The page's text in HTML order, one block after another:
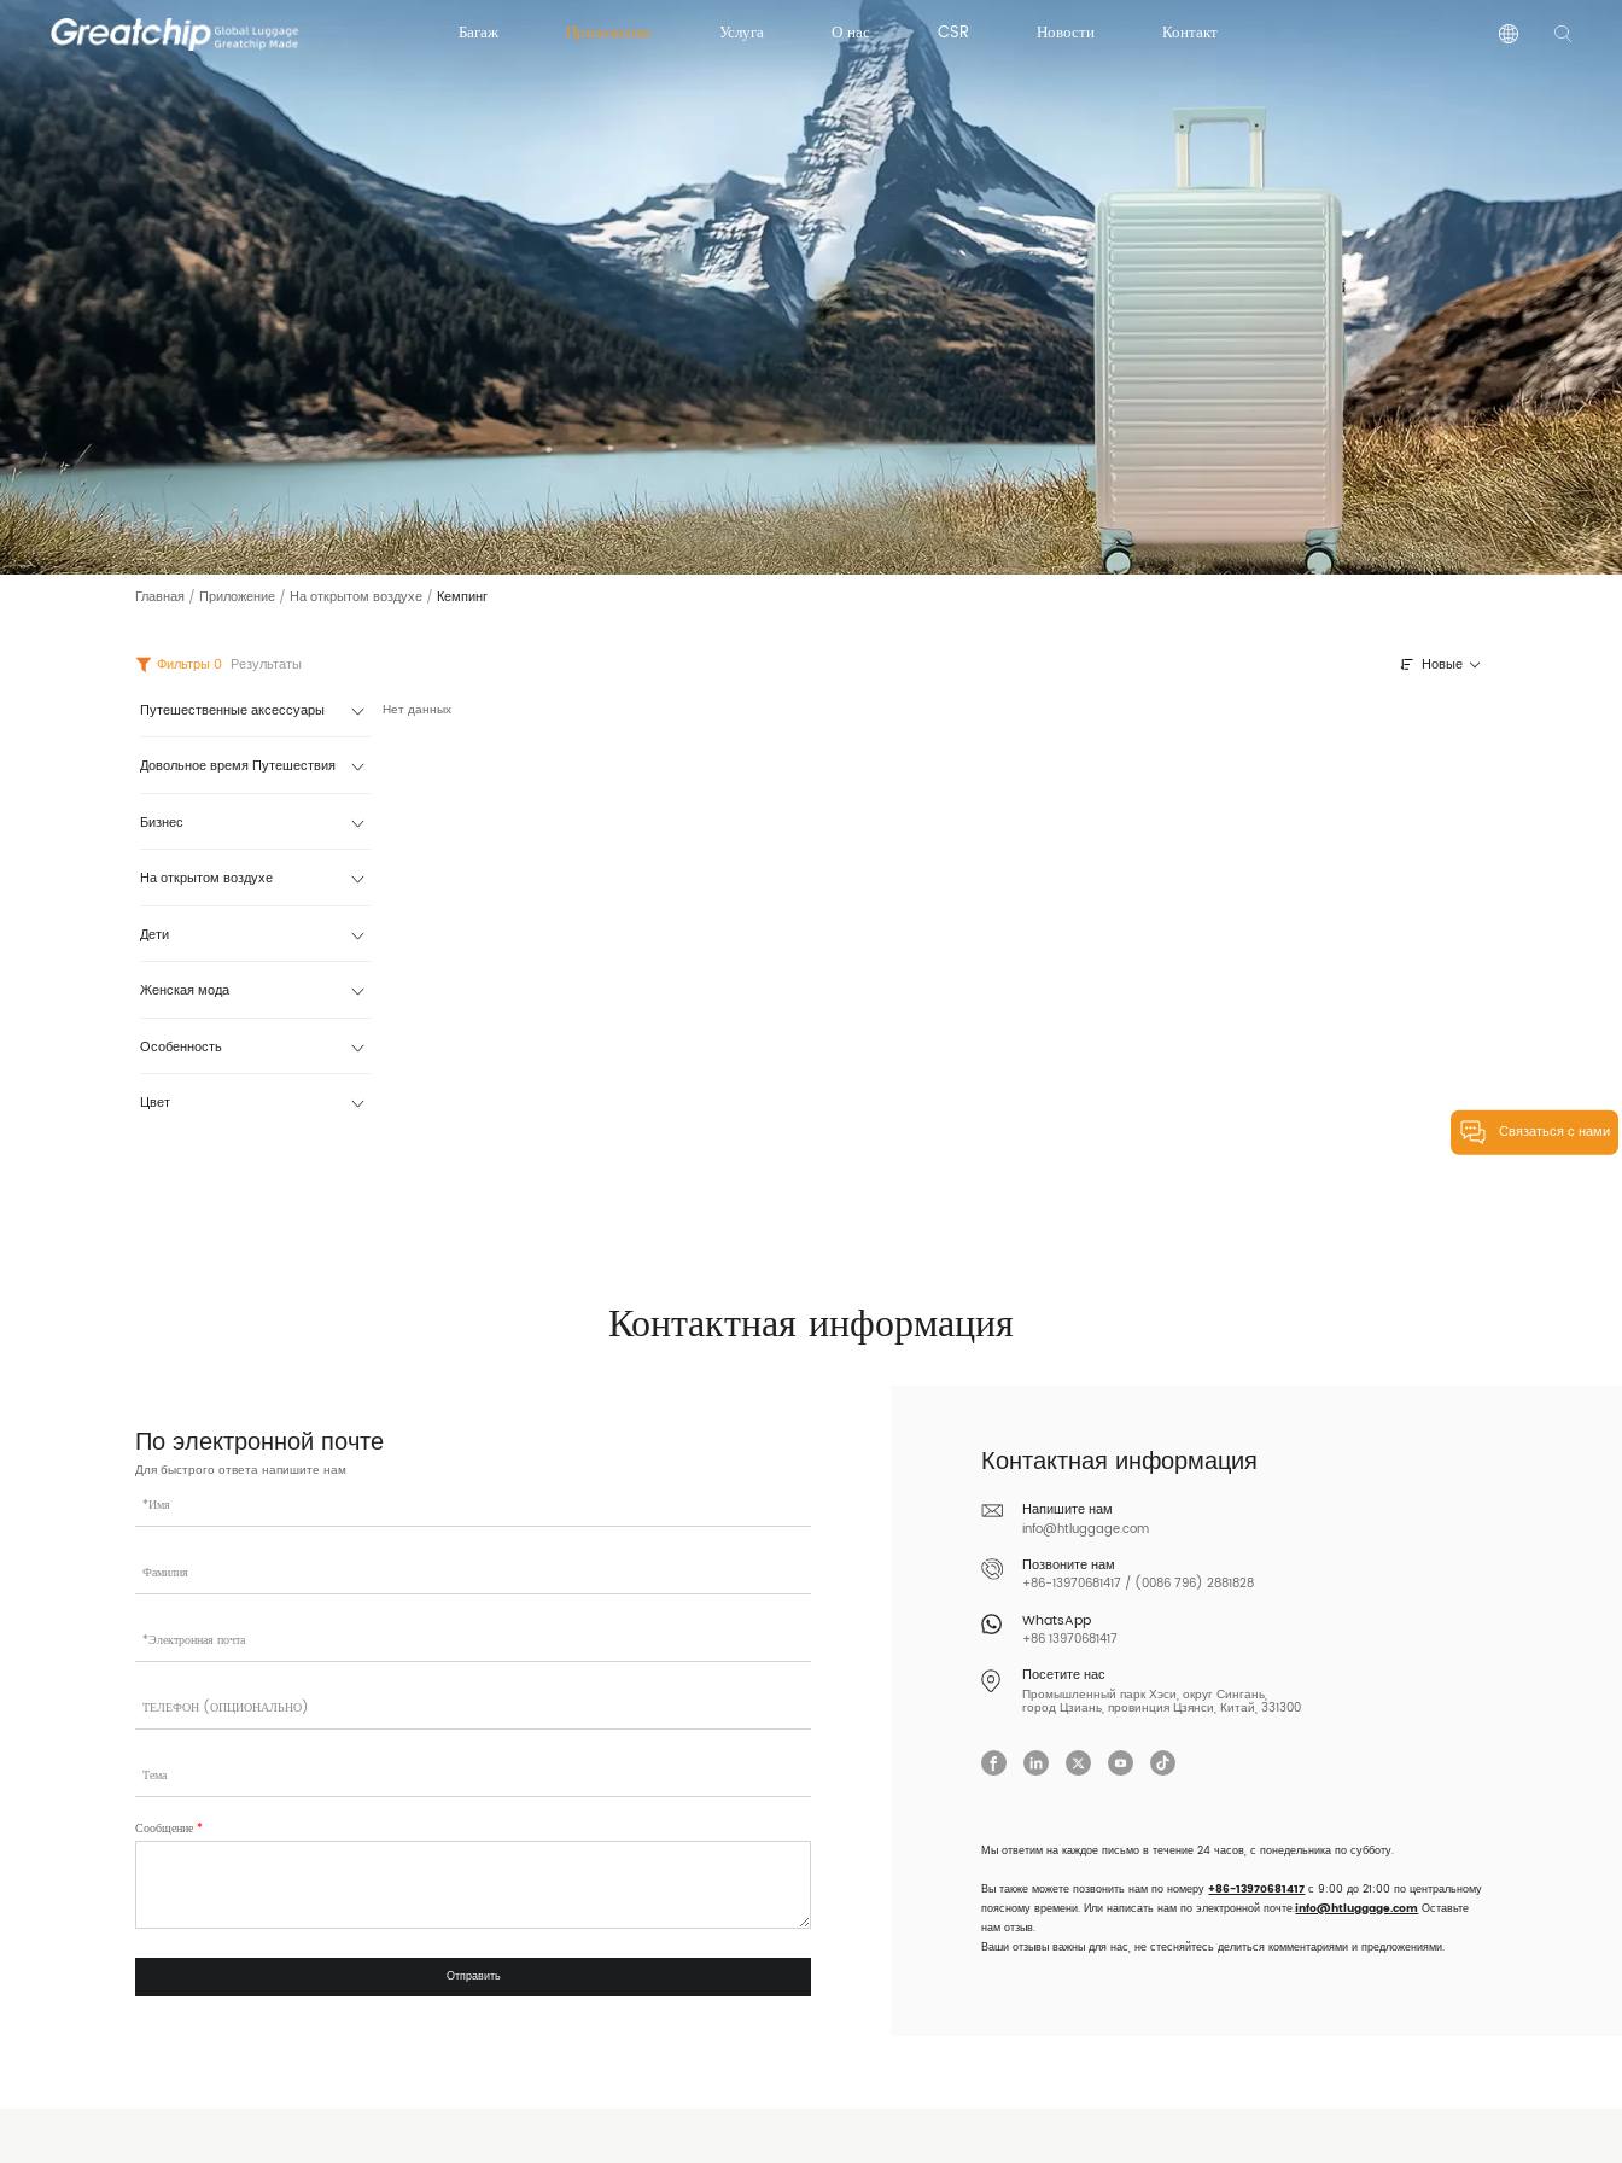
Багаж Приложение Услуга О нас CSR Новости Контакт
Главная / Приложение / На открытом воздухе / Кемпинг
Фильтры0 Результаты Новые
Путешественные аксессуары
Довольное время Путешествия
Бизнес
На открытом воздухе
Дети
Женская мода
Особенность
Цвет
Нет данных
Контактная информация
По электронной почте
Для быстрого ответа напишите нам
Сообщение*
Отправить
Контактная информация
Напишите нам
info@htluggage.com
Позвоните нам
+86-13970681417 / (0086 796) 2881828
WhatsApp
+86 13970681417
Посетите нас
Промышленный парк Хэси, округ Сингань,
город Цзиань, провинция Цзянси, Китай, 331300
Мы ответим на каждое письмо в течение 24 часов, с понедельника по субботу.
Вы также можете позвонить нам по номеру+86-13970681417 с 9:00 до 21:00 по центральному
поясному времени. Или написать нам по электронной почте.info@htluggage.com Оставьте
нам отзыв.
Ваши отзывы важны для нас, не стесняйтесь делиться комментариями и предложениями.
Связаться с нами